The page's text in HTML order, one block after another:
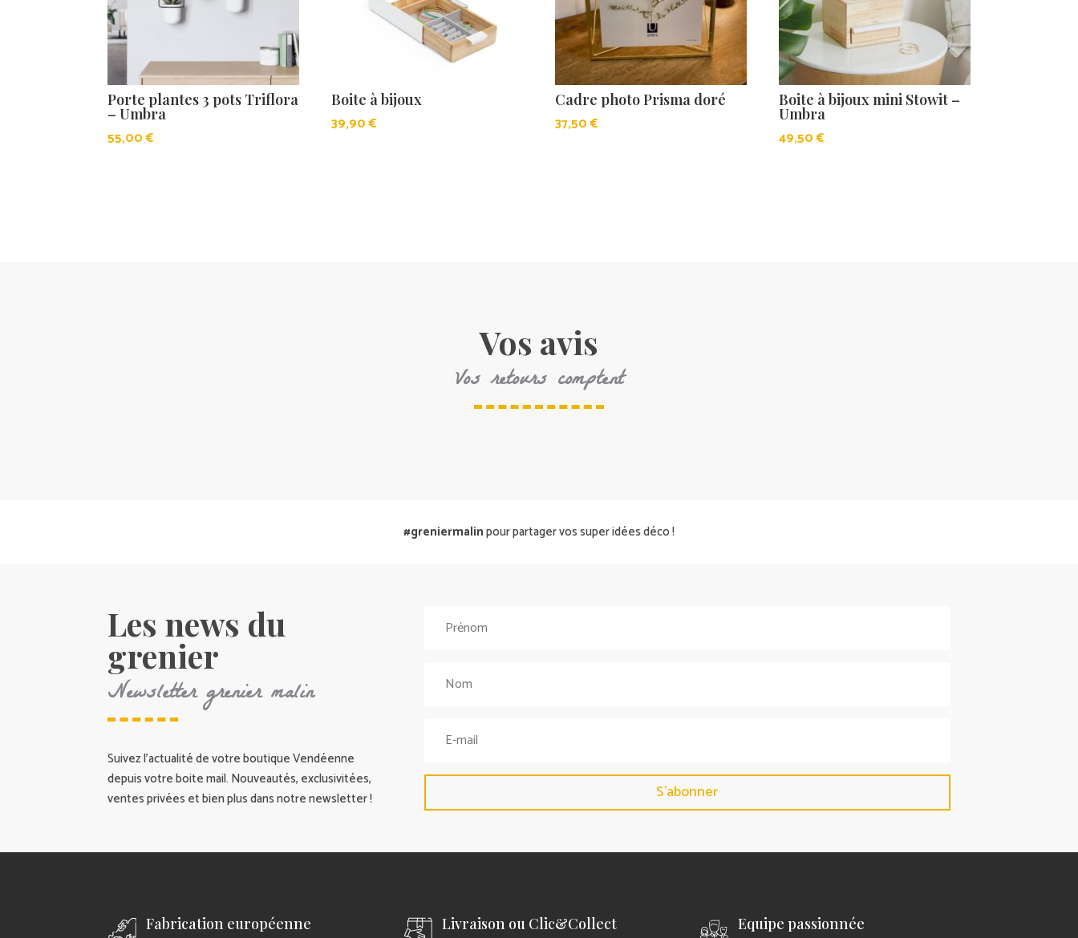
Porte plantes 3 pots Triflora
– Umbra
55,00€
Boite à bijoux
39,90€
Cadre photo Prisma doré
37,50€
Boite à bijoux mini Stowit –
Umbra
49,50€
Vos avis
Vos retours comptent
#greniermalinpour partager vos super idées déco !
Les news du
grenier
Newsletter grenier malin
Suivez l’actualité de votre boutique Vendéenne
depuis votre boite mail. Nouveautés, exclusivitées,
ventes privées et bien plus dans notre newsletter !
S'abonner
Fabrication européenne Livraison ou Clic&Collect Equipe passionnée